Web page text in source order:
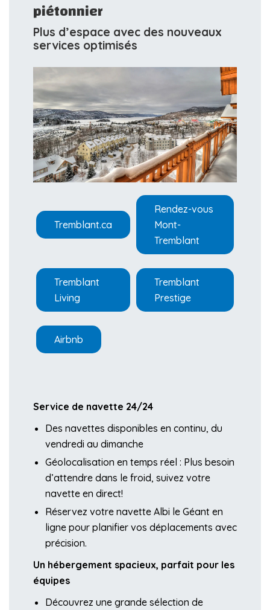
piétonnier
Plus d’espace avec des nouveaux
services optimisés
Tremblant.ca
Rendez-vous
Mont-
Tremblant
Tremblant
Living
Tremblant
Prestige
Airbnb
Service de navette 24/24
Des navettes disponibles en continu, du
vendredi au dimanche
Géolocalisation en temps réel : Plus besoin
d’attendre dans le froid, suivez votre
navette en direct!
Réservez votre navette Albi le Géant en
ligne pour planifier vos déplacements avec
précision.
Un hébergement spacieux, parfait pour les
équipes
Découvrez une grande sélection de